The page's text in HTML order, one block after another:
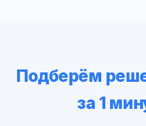
Подберём
за 1